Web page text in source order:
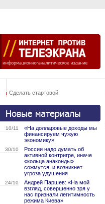
Сделать стартовой
10/11
«На долларовые доходы мы
финансируем чужую
экономику»
30/10
России надо думать об
активной контригре, иначе
«кольца анаконды»
сожмутся, и возникнет
угроза удушения
24/10
Андрей Паршев: «На мой
взгляд, совершенно зря у
нас признали легитимность
режима Киева»